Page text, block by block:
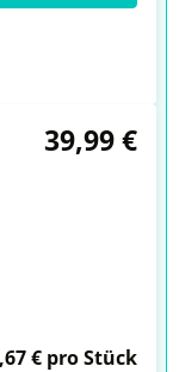
39,99 €
€ pro Stück